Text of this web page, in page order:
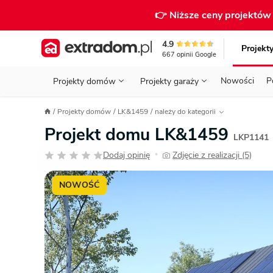
👉 Niższe ceny projektów
4.9
667 opinii Google
Projekty domów Projekty garaży Nowości
Projekty domów Projekty garaży
Parterowe Piętrowe
KONDYGNACJE
POWIERZCHNIA
GARAŻ
DACH
KONSTRUKCJA
STYL
ZABUDOWA
STANOWISKA
TYP
DACH
PRZED BUDOWĄ - ETAP 1
Działka
WYBIERAM PROJEKT - ETAP 2
BUDUJĘ DOM - ETAP 3
URZĄDZAM DOM - ETAP 4
PRZEPISY I FORMALNOŚCI
FINANSE I KOSZTY
OZE
Projekty domów LK&1459 należy do kategorii
Projekt domu LK&1459 LKP1141
Dodaj opinię
• Zdjęcie z realizacji (5)
NOWOŚĆ